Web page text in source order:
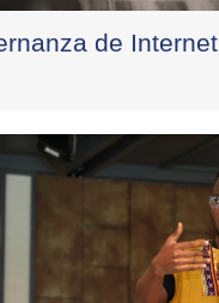
de Internet